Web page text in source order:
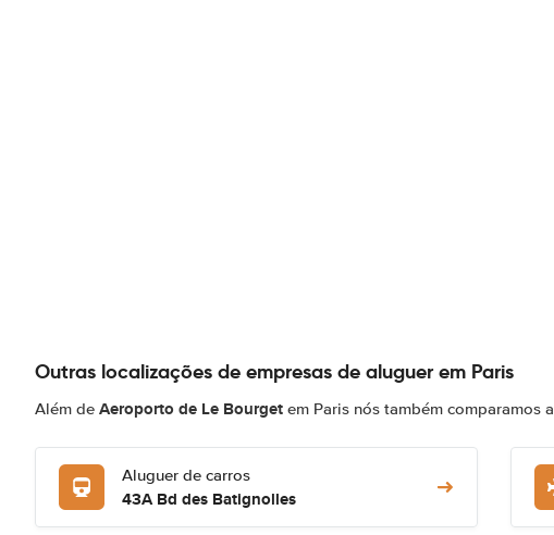
Outras localizações de empresas de aluguer em Paris
Além de Aeroporto de Le Bourget em Paris nós também comparamos
Aluguer de carros
43A Bd des Batignolles